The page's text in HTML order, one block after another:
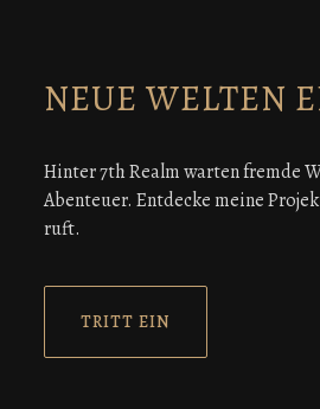
NEUE WELTEN
Hinter 7th Realm warten fremde
Abenteuer. Entdecke meine
ruft.
TRITT EIN